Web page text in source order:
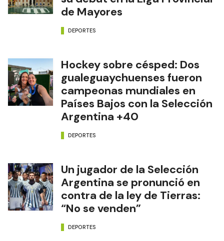
de Mayores
DEPORTES
Hockey sobre césped: Dos
gualeguaychuenses fueron
campeonas mundiales en
Países Bajos con la Selección
Argentina +40
DEPORTES
Un jugador de la Selección
Argentina se pronunció en
contra de la ley de Tierras:
“No se venden”
DEPORTES